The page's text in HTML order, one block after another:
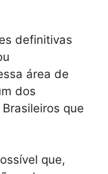
definitivas
área de
dos
que
que,